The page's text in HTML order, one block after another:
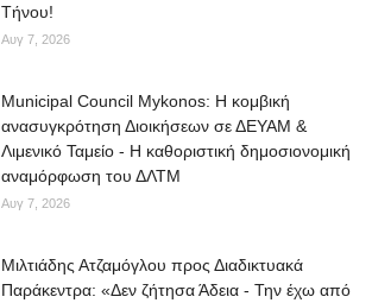
Τήνου!
Αυγ 7, 2026
Municipal Council Mykonos: Η κομβική
ανασυγκρότηση Διοικήσεων σε ΔΕΥΑΜ &
Λιμενικό Ταμείο - Η καθοριστική δημοσιονομική
αναμόρφωση του ΔΛΤΜ
Αυγ 7, 2026
Μιλτιάδης Ατζαμόγλου προς Διαδικτυακά
Παράκεντρα: «Δεν ζήτησα Άδεια - Την έχω από